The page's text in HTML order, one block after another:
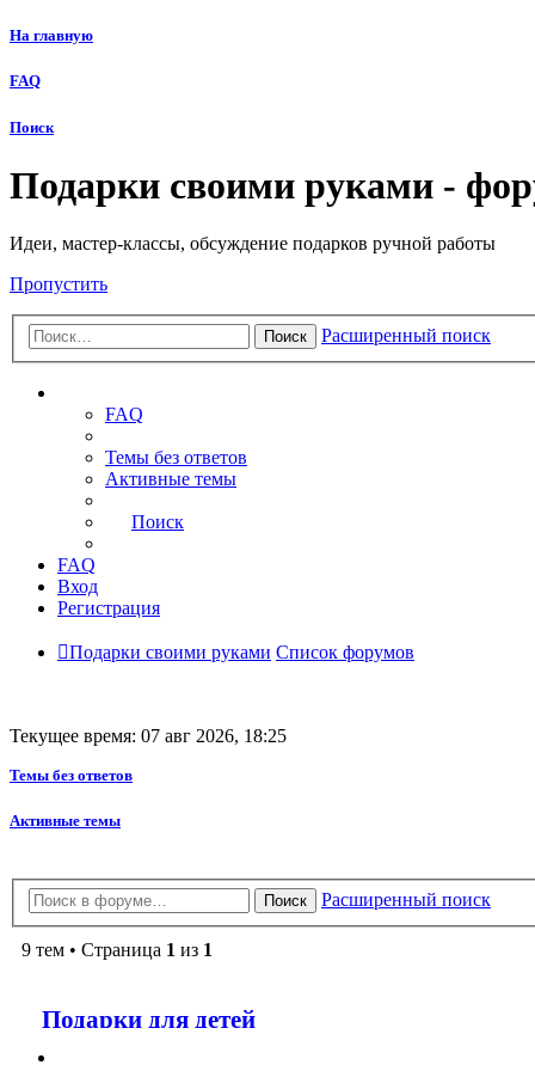
На главную
FAQ
Поиск
Подарки своими руками -
Идеи, мастер-классы, обсуждение подарков ручной работы
Пропустить
Поиск Расширенный поиск
FAQ
Темы без ответов
Активные темы
Поиск
FAQ
Вход
Регистрация
Подарки своими руками Список форумов
Текущее время: 07 авг 2026, 18:25
Темы без ответов
Активные темы
Поиск Расширенный поиск
9 тем • Страница 1 из 1
Подарки для детей